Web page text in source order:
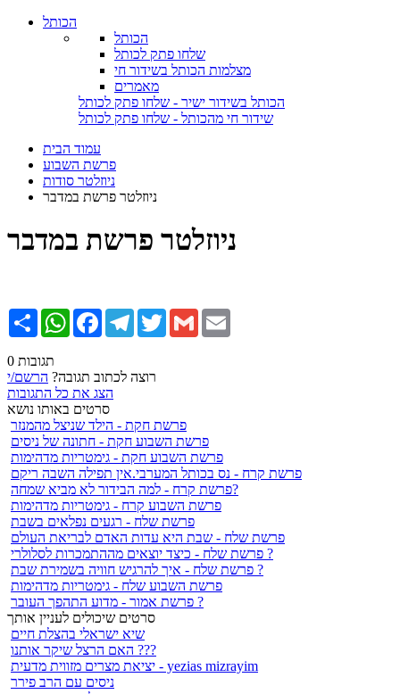
הכותל
הכותל
שלחו פתק לכותל
מצלמות הכותל בשידור חי
מאמרים
הכותל בשידור ישיר - שלחו פתק לכותל
שידור חי מהכותל - שלחו פתק לכותל
עמוד הבית
פרשת השבוע
ניוזלטר סודות
ניוזלטר פרשת במדבר
ניוזלטר פרשת במדבר
שתף WhatsAppFacebookTelegramTwitterGmail
0 תגובות
רוצה לכתוב תגובה? הרשם/י
הצג את כל התגובות
סרטים באותו נושא
פרשת חקת - הילד שניצל מהמנזר
פרשת השבוע חקת - חתונה של ניסים
פרשת השבוע חקת - גימטריות מדהימות
פרשת קרח - נס בכותל המערבי.אין תפילה השבה ריקם
פרשת קרח - למה הבידור לא מביא שמחה?
פרשת השבוע קרח - גימטריות מדהימות
פרשת שלח - רגעים נפלאים בשבת
פרשת שלח - שבת היא עדות האדם לבריאת העולם
פרשת שלח - כיצד יוצאים מההתמכרות לסלולרי ?
פרשת שלח - איך להרגיש חוויה בשמירת שבת ?
פרשת השבוע שלח - גימטריות מדהימות
פרשת אמור - מדוע התהפך העובר ?
סרטים שיכולים לעניין אותך
שיא ישראלי בהצלת חיים
האם הרצל שיקר אותנו ???
יציאת מצרים מזווית מדעית - yezias mizrayim
ניסים עם הרב פירר